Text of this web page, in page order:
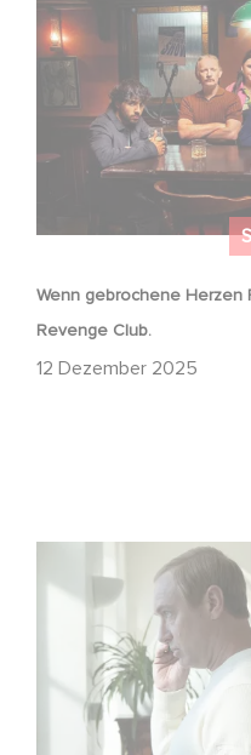
Wenn gebrochene Herzen
Revenge Club.
12 Dezember 2025
Revenge Club.
Macht, Geheimnisse,
im Verborgenen?